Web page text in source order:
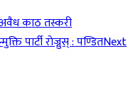
काठ तस्करी
पार्टी राेज्नुस् : पण्डितNext